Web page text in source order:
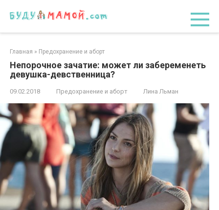
Главная » Предохранение и аборт
Непорочное зачатие: может ли забеременеть
девушка-девственница?
09.02.2018 Предохранение и аборт Лина Льман